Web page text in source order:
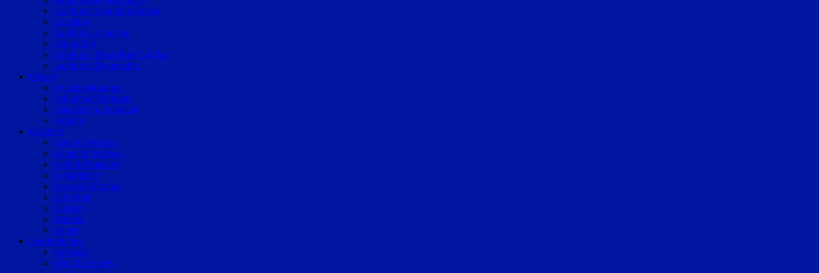
Landkreis Straubing-Bogen
Landshut
Landkreis Landshut
Dingolfing
Landkreis Dingolfing-Landau
Landkreis Deggendorf
Polizei
Polizeimeldungen
Fahndung/Vermisste
Aus dem Gerichtssaal
Verkehr
Ratgeber
Auto & Verkehr
Bauen & Wohnen
Geld & Finanzen
Gesundheit
Reise & Erholung
Life-Style
Karriere
Technik
Wetter
Sonderthemen
Podcasts
Kids & Teenies